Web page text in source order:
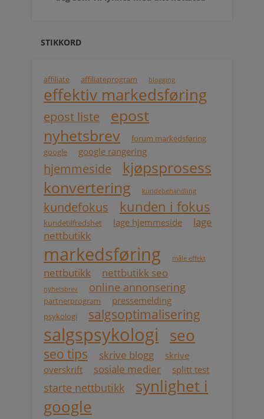
STIKKORD
affiliate affiliateprogram blogging
effektiv markedsføring
epost liste
epost
nyhetsbrev
forum markedsføring
google
google rangering
hjemmeside
kjøpsprosess
konvertering
kundebehandling
kundefokus kunden i fokus
kundetilfredshet lage hjemmeside
lage
nettbutikk
markedsføring måle effekt
nettbutikk nettbutikk seo
nyhetsbrev online annonsering
partnerprogram pressemelding
psykologi salgsoptimalisering
salgspsykologi seo
seo tips skrive blogg
skrive
overskrift
sosiale medier splitt test
starte nettbutikk
synlighet i
google